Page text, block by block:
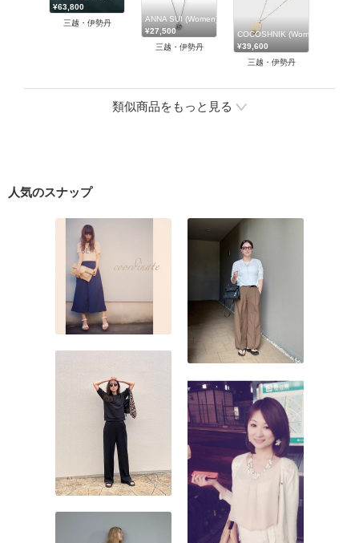
¥63,800
三越・伊勢丹
ANNA SUI (Women)/アナ スイ
¥27,500
三越・伊勢丹
COCOSHNIK (Women)/ココシュ
¥39,600
三越・伊勢丹
類似商品をもっと見る
人気のスナップ